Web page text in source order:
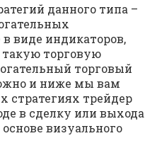
данного типа –
виде индикаторов,
торговую
торговый
и ниже мы вам
стратегиях трейдер
в сделку или выхода
визуального